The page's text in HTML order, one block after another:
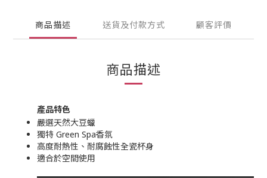
商品描述 送貨及付款方式 顧客評價
商品描述
產品特色
嚴選天然大豆蠟
獨特 Green Spa香氛
高度耐熱性、耐腐蝕性全瓷杯身
適合於空間使用